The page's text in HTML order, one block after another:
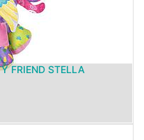
FRIEND STELLA